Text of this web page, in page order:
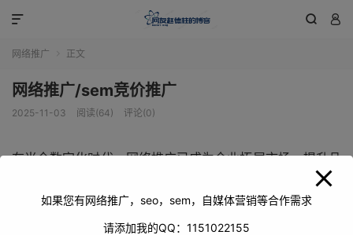
 

网络推广 正文
网络推广/sem竞价推广
2025-11-03 阅读(64) 评论(0)
在当今数字化时代，网络推广已成为企业拓展市场、提升品
牌知名度的关键手段。其中，SEM竞价推广凭借其精准高效
的特点，备受众多企业青睐。通过合理设置关键词、精准定
位目标客户群体，企业能够在搜索引擎结果页面迅速占据有
如果您有网络推广，seo，sem，自媒体营销等合作需求
请添加我的QQ：1151022155